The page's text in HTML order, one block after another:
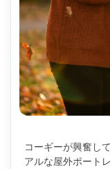
コーギーが興奮し
アルな屋外ポート